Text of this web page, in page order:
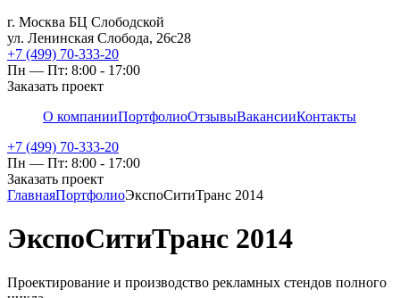
г. Москва БЦ Слободской
ул. Ленинская Слобода, 26с28
+7 (499) 70-333-20
Пн — Пт: 8:00 - 17:00
Заказать проект
О компанииПортфолиоОтзывыВакансииКонтакты
+7 (499) 70-333-20
Пн — Пт: 8:00 - 17:00
Заказать проект
ГлавнаяПортфолиоЭкспоСитиТранс 2014
ЭкспоСитиТранс 2014
Проектирование и производство рекламных стендов полного